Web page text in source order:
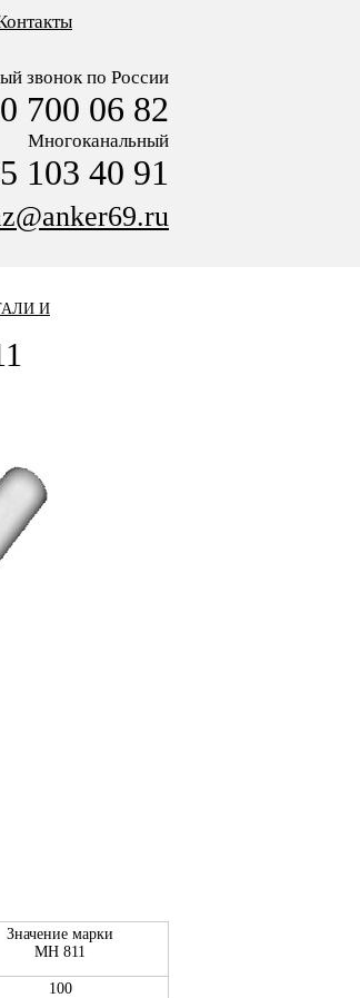
И
Значение марки
МН 811
100
звонок по России
700 06 82
Многоканальный
103 40 91